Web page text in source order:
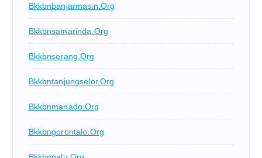
Bkkbnbanjarmasin.org
Bkkbnsamarinda.org
Bkkbnserang.org
Bkkbntanjungselor.org
Bkkbnmanado.org
Bkkbngorontalo.org